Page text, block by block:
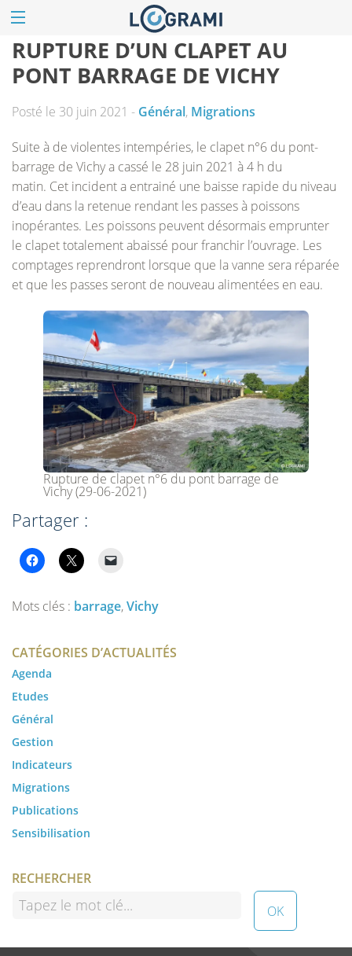
RUPTURE D’UN CLAPET AU
PONT BARRAGE DE VICHY
Posté le 30 juin 2021 - Général, Migrations
Suite à de violentes intempéries, le clapet n°6 du pont-
barrage de Vichy a cassé le 28 juin 2021 à 4 h du
matin. Cet incident a entrainé une baisse rapide du niveau
d’eau dans la retenue rendant les passes à poissons
inopérantes. Les poissons peuvent désormais emprunter
le clapet totalement abaissé pour franchir l’ouvrage. Les
comptages reprendront lorsque que la vanne sera réparée
et que les passes seront de nouveau alimentées en eau.
Rupture de clapet n°6 du pont barrage de
Vichy (29-06-2021)
Partager :
Mots clés : barrage,Vichy
CATÉGORIES D’ACTUALITÉS
Agenda
Etudes
Général
Gestion
Indicateurs
Migrations
Publications
Sensibilisation
RECHERCHER